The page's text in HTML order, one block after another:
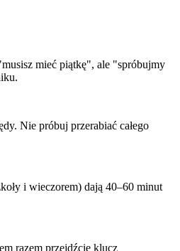
mieć piątkę", ale "spróbujmy
Nie próbuj przerabiać całego
i wieczorem) dają 40–60 minut
razem przejdźcie klucz